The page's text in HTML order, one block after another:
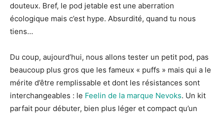
douteux. Bref, le pod jetable est une aberration
écologique mais c’est hype. Absurdité, quand tu nous
tiens…
Du coup, aujourd’hui, nous allons tester un petit pod, pas
beaucoup plus gros que les fameux « puffs » mais qui a le
mérite d’être remplissable et dont les résistances sont
interchangeables : le Feelin de la marque Nevoks. Un kit
parfait pour débuter, bien plus léger et compact qu’un